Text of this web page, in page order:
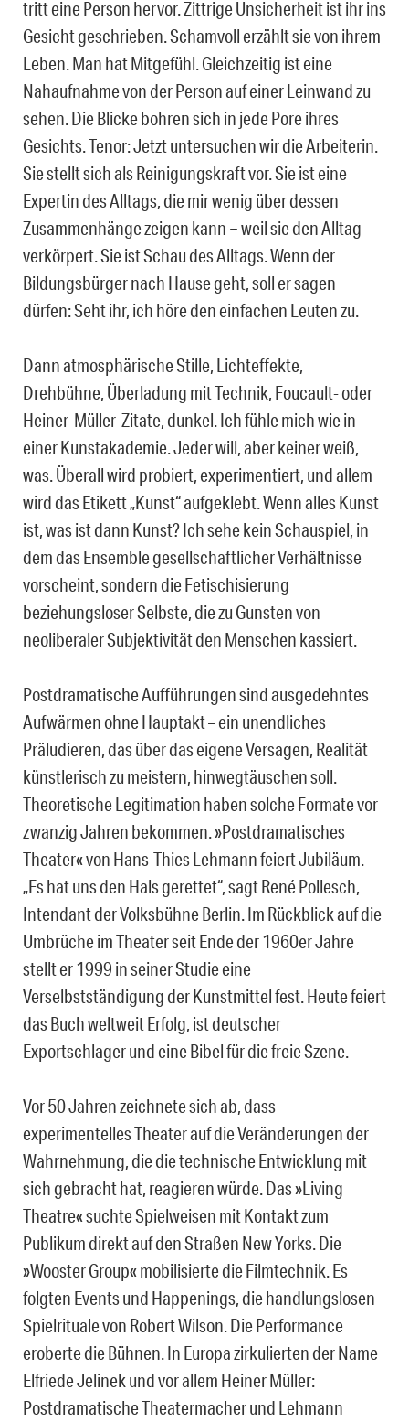
tritt eine Person hervor. Zittrige Unsicherheit ist ihr ins
Gesicht geschrieben. Schamvoll erzählt sie von ihrem
Leben. Man hat Mitgefühl. Gleichzeitig ist eine
Nahaufnahme von der Person auf einer Leinwand zu
sehen. Die Blicke bohren sich in jede Pore ihres
Gesichts. Tenor: Jetzt untersuchen wir die Arbeiterin.
Sie stellt sich als Reinigungskraft vor. Sie ist eine
Expertin des Alltags, die mir wenig über dessen
Zusammenhänge zeigen kann − weil sie den Alltag
verkörpert. Sie ist Schau des Alltags. Wenn der
Bildungsbürger nach Hause geht, soll er sagen
dürfen: Seht ihr, ich höre den einfachen Leuten zu.
Dann atmosphärische Stille, Lichteffekte,
Drehbühne, Überladung mit Technik, Foucault- oder
Heiner-Müller-Zitate, dunkel. Ich fühle mich wie in
einer Kunstakademie. Jeder will, aber keiner weiß,
was. Überall wird probiert, experimentiert, und allem
wird das Etikett „Kunst“ aufgeklebt. Wenn alles Kunst
ist, was ist dann Kunst? Ich sehe kein Schauspiel, in
dem das Ensemble gesellschaftlicher Verhältnisse
vorscheint, sondern die Fetischisierung
beziehungsloser Selbste, die zu Gunsten von
neoliberaler Subjektivität den Menschen kassiert.
Postdramatische Aufführungen sind ausgedehntes
Aufwärmen ohne Hauptakt – ein unendliches
Präludieren, das über das eigene Versagen, Realität
künstlerisch zu meistern, hinwegtäuschen soll.
Theoretische Legitimation haben solche Formate vor
zwanzig Jahren bekommen. »Postdramatisches
Theater« von Hans-Thies Lehmann feiert Jubiläum.
„Es hat uns den Hals gerettet“, sagt René Pollesch,
Intendant der Volksbühne Berlin. Im Rückblick auf die
Umbrüche im Theater seit Ende der 1960er Jahre
stellt er 1999 in seiner Studie eine
Verselbstständigung der Kunstmittel fest. Heute feiert
das Buch weltweit Erfolg, ist deutscher
Exportschlager und eine Bibel für die freie Szene.
Vor 50 Jahren zeichnete sich ab, dass
experimentelles Theater auf die Veränderungen der
Wahrnehmung, die die technische Entwicklung mit
sich gebracht hat, reagieren würde. Das »Living
Theatre« suchte Spielweisen mit Kontakt zum
Publikum direkt auf den Straßen New Yorks. Die
»Wooster Group« mobilisierte die Filmtechnik. Es
folgten Events und Happenings, die handlungslosen
Spielrituale von Robert Wilson. Die Performance
eroberte die Bühnen. In Europa zirkulierten der Name
Elfriede Jelinek und vor allem Heiner Müller:
Postdramatische Theatermacher und Lehmann